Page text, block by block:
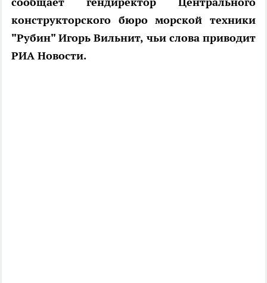
конструкторского бюро морской техники
"Рубин" Игорь Вильнит, чьи слова приводит
РИА Новости.